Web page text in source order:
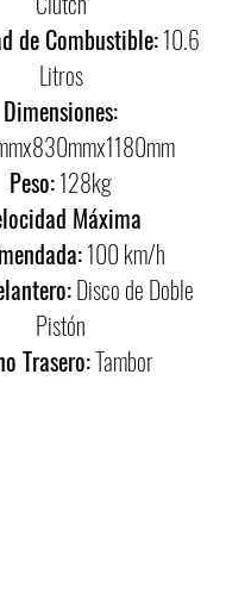
de Combustible:10.6
Litros
Dimensiones:
Peso:128kg
Máxima
100 km/h
Disco de Doble
Pistón
Trasero:Tambor